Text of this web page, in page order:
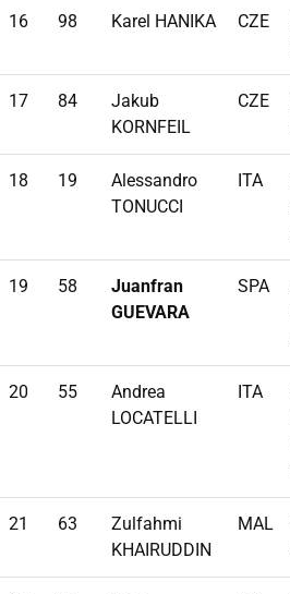
16 98 Karel HANIKA CZE
17 84
Jakub
KORNFEIL
CZE
18 19
Alessandro
TONUCCI
ITA
19 58
Juanfran
GUEVARA
SPA
20 55
Andrea
LOCATELLI
ITA
21 63
Zulfahmi
KHAIRUDDIN
MAL